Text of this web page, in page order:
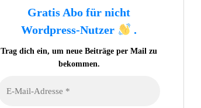
Gratis Abo für nicht
Wordpress-Nutzer
.
Trag dich ein, um neue Beiträge per Mail zu
bekommen.